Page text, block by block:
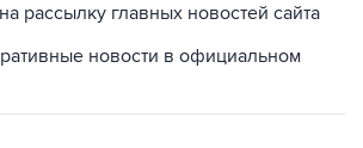
рассылку главных новостей сайта
новости в официальном